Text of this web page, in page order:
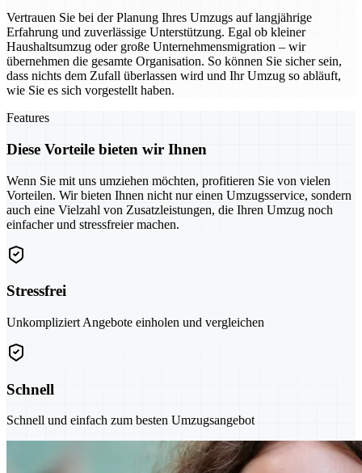
Vertrauen Sie bei der Planung Ihres Umzugs auf langjährige
Erfahrung und zuverlässige Unterstützung. Egal ob kleiner
Haushaltsumzug oder große Unternehmensmigration – wir
übernehmen die gesamte Organisation. So können Sie sicher sein,
dass nichts dem Zufall überlassen wird und Ihr Umzug so abläuft,
wie Sie es sich vorgestellt haben.
Features
Diese Vorteile bieten wir Ihnen
Wenn Sie mit uns umziehen möchten, profitieren Sie von vielen
Vorteilen. Wir bieten Ihnen nicht nur einen Umzugsservice, sondern
auch eine Vielzahl von Zusatzleistungen, die Ihren Umzug noch
einfacher und stressfreier machen.
Stressfrei
Unkompliziert Angebote einholen und vergleichen
Schnell
Schnell und einfach zum besten Umzugsangebot